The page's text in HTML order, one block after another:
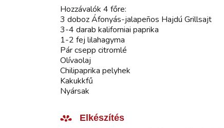
Hozzávalók 4 főre:
3 doboz Áfonyás-jalapeños Hajdú Grillsajt
3-4 darab kaliforniai paprika
1-2 fej lilahagyma
Pár csepp citromlé
Olívaolaj
Chilipaprika pelyhek
Kakukkfű
Nyársak
Elkészítés